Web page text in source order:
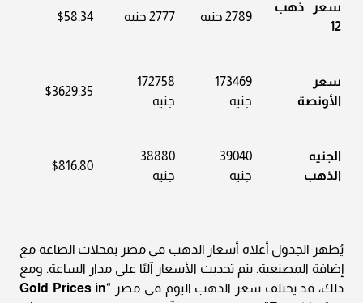
سعر ذهب
12
2789 جنيه 2777 جنيه $58.34
سعر
الأونصة
173469
جنيه
172758
جنيه
$3629.35
الجنيه
الذهب
39040
جنيه
38880
جنيه
$816.80
يُظهر الجدول أعلاه أسعار الذهب في مصر بمحلات الصاغة مع
إضافة المصنعية. يتم تحديث الأسعار آليًا على مدار الساعة. ومع
ذلك، قد يختلف سعر الذهب اليوم في مصر “Gold Prices in